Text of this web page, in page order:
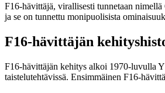
F16-hävittäjä, virallisesti tunnetaan
ja se on tunnettu monipuolisista
F16-hävittäjän
F16-hävittäjän kehitys alkoi 1970-luvulla
taistelutehtävissä. Ensimmäinen F16-